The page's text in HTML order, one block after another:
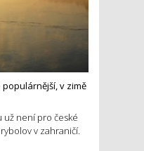
v zimě
už není pro české
v zahraničí.